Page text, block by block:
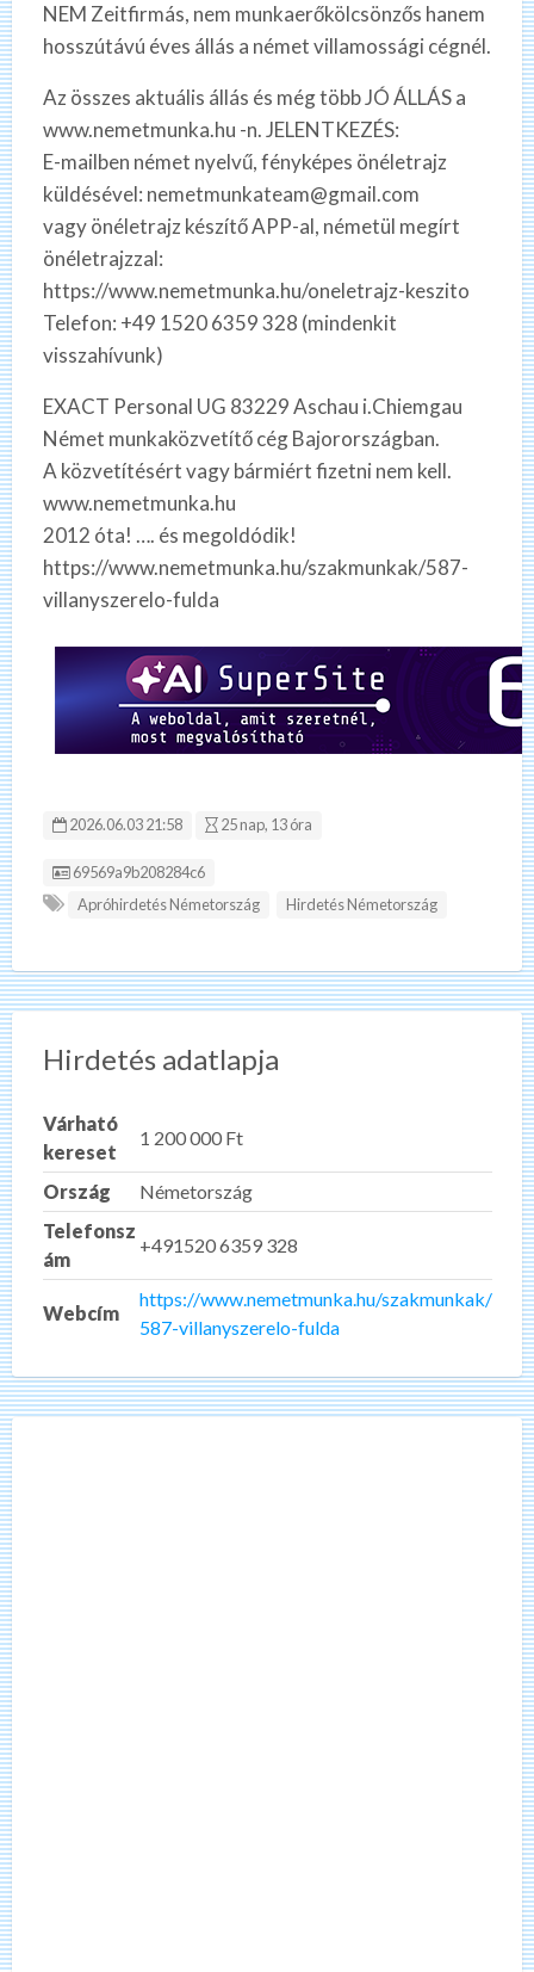
NEM Zeitfirmás, nem munkaerőkölcsönzős hanem
hosszútávú éves állás a német villamossági cégnél.
Az összes aktuális állás és még több JÓ ÁLLÁS a
www.nemetmunka.hu -n. JELENTKEZÉS:
E-mailben német nyelvű, fényképes önéletrajz
küldésével: nemetmunkateam@gmail.com
vagy önéletrajz készítő APP-al, németül megírt
önéletrajzzal:
https://www.nemetmunka.hu/oneletrajz-keszito
Telefon: +49 1520 6359 328 (mindenkit
visszahívunk)
EXACT Personal UG 83229 Aschau i.Chiemgau
Német munkaközvetítő cég Bajorországban.
A közvetítésért vagy bármiért fizetni nem kell.
www.nemetmunka.hu
2012 óta! …. és megoldódik!
https://www.nemetmunka.hu/szakmunkak/587-
villanyszerelo-fulda
2026.06.03 21:58 25 nap, 13 óra
Hirdetés ID:
69569a9b208284c6
Apróhirdetés Németország
Hirdetés Németország
Hirdetés adatlapja
Várható
kereset
1 200 000 Ft
Ország
Németország
Telefonsz
ám
+491520 6359 328
Webcím
https://www.nemetmunka.hu/szakmunkak/
587-villanyszerelo-fulda